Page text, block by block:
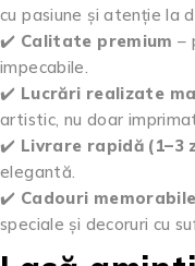
cu pasiune și atenție la
✔️ Calitate premium –
impecabile.
✔️ Lucrări realizate
artistic, nu doar
✔️ Livrare rapidă (1–3
elegantă.
✔️ Cadouri memorabile
speciale și decoruri cu